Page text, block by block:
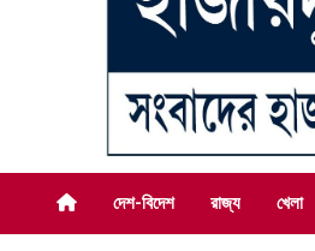
সংবাদ হাজারদুয়ারি
সংবাদের হাজার কাহন
দেশ-বিদেশ
রাজ্য খেলা